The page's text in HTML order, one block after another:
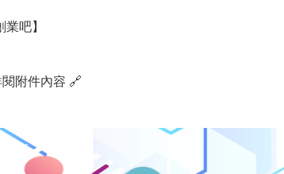
吧】
附件內容 🔗